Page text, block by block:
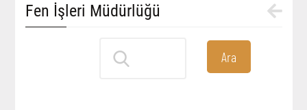
Fen İşleri Müdürlüğü